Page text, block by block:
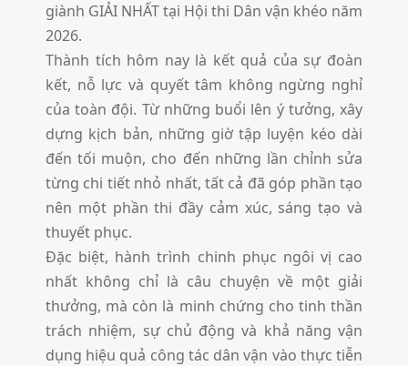
giành GIẢI NHẤT tại Hội thi Dân vận khéo năm
2026.
Thành tích hôm nay là kết quả của sự đoàn
kết, nỗ lực và quyết tâm không ngừng nghỉ
của toàn đội. Từ những buổi lên ý tưởng, xây
dựng kịch bản, những giờ tập luyện kéo dài
đến tối muộn, cho đến những lần chỉnh sửa
từng chi tiết nhỏ nhất, tất cả đã góp phần tạo
nên một phần thi đầy cảm xúc, sáng tạo và
thuyết phục.
Đặc biệt, hành trình chinh phục ngôi vị cao
nhất không chỉ là câu chuyện về một giải
thưởng, mà còn là minh chứng cho tinh thần
trách nhiệm, sự chủ động và khả năng vận
dụng hiệu quả công tác dân vận vào thực tiễn